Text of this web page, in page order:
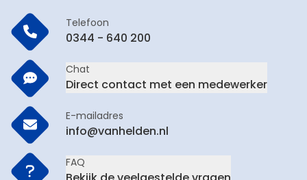
Telefoon
0344 - 640 200
Chat
Direct contact met een medewerker
E-mailadres
info@vanhelden.nl
FAQ